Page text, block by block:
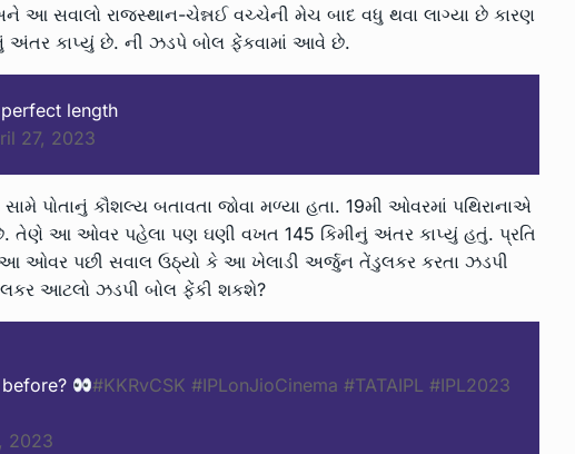
આ સવાલો રાજસ્થાન-ચેન્નઈ વચ્ચેની મેચ બાદ વધુ થવા લાગ્યા છે કારણ
અંતર કાપ્યું છે. ની ઝડપે બોલ ફેંકવામાં આવે છે.
length
27, 2023
પોતાનું કૌશલ્ય બતાવતા જોવા મળ્યા હતા. 19મી ઓવરમાં પથિરાનાએ
તેણે આ ઓવર પહેલા પણ ઘણી વખત 145 કિમીનું અંતર કાપ્યું હતું. પ્રતિ
આ ઓવર પછી સવાલ ઉઠ્યો કે આ ખેલાડી અર્જુન તેંડુલકર કરતા ઝડપી
આટલો ઝડપી બોલ ફેંકી શકશે?
#KKRvCSK #IPLonJioCinema #TATAIPL #IPL2023
2023
ગામે રમતા રમતા
June 4, 2023
15
એશિયાઇ સિંહ ફ્કત ગુજરાતમાં છે
ત્યારે…
LOCAL NEWS August 10, 2023